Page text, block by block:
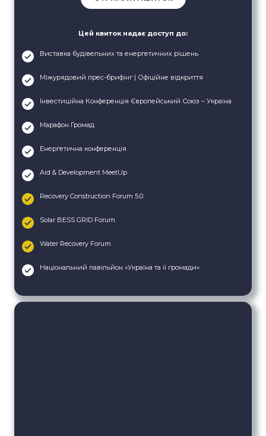
Цей квиток надає доступ до:
Виставка будівельних та енергетичних рішень
Міжурядовий прес-брифінг | Офіційне відкриття
Інвестиційна Конференція Європейський Союз – Україна
Марафон Громад
Енергетична конференція
Aid & Development MeetUp
Recovery Construction Forum 5.0
Solar BESS GRID Forum
Water Recovery Forum
Національний павільйон «Україна та її громади»